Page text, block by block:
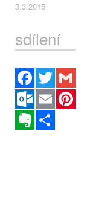
3.3.2015
sdílení
Facebook
Twitter
Outlook.com
Email
Evernote